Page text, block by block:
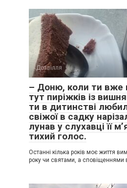
Дозвілля
– Доню, коли ти вже
тут пиріжків із
ти в дитинстві
свіжої в садку
лунав у слухавці її
тихий голос.
Останні кілька років моє життя
року чи святами, а сповіщеннями